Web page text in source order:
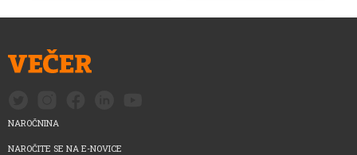
NAROČNINA
NAROČITE SE NA E-NOVICE